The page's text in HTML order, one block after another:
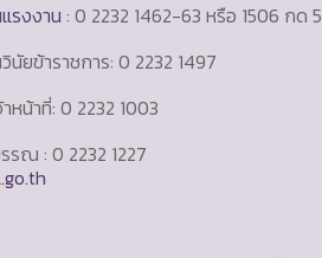
รงงาน : 0 2232 1462-63 หรือ 1506 กด 5
ยข้าราชการ: 0 2232 1497
หน้าที่: 0 2232 1003
รณ : 0 2232 1227